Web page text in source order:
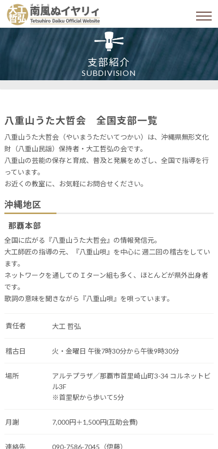
支部紹介
SUBDIVISION
八重山うた大哲会 全国支部一覧
八重山うた大哲会（やいまうただいてつかい）は、沖縄県無形文化
財（八重山民謡）保持者・大工哲弘の会です。
八重山の芸能の保存と育成、普及と発展をめざし、全国で指導を行
っています。
お近くの教室に、お気軽にお問合せください。
沖縄地区
那覇本部
全国に広がる『八重山うた大哲会』の情報発信元。
大工師匠の指導の元、『八重山唄』を中心に 週二回の稽古をしてい
ます。
ネットワークを通してのＩターン組も多く、ほとんどが県外出身者
です。
歌詞の意味を聞きながら『八重山唄』を唄っています。
責任者 大工 哲弘
稽古日 火・金曜日 午後7時30分から午後9時30分
場所
アルテプラザ／那覇市首里崎山町3-34 コルネットビ
ル3F
※首里駅から歩いて5分
月謝 7,000円＋1,500円(互助会費)
連絡先
090-7586-7045（伊藤）